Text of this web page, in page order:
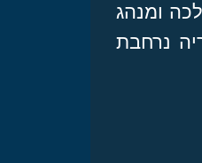
ומנהג
נרחבת